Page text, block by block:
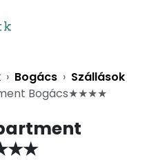
Bogács
Szállások
Bogács★★★★